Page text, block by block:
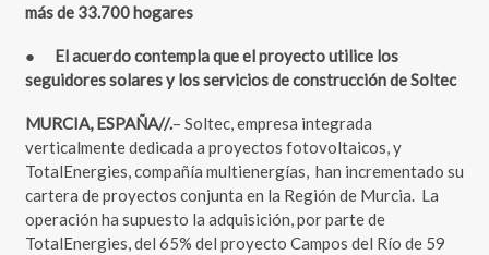
más de 33.700 hogares
●
El acuerdo contempla que el proyecto utilice los
seguidores solares y los servicios de construcción de Soltec
MURCIA, ESPAÑA//.– Soltec, empresa integrada
verticalmente dedicada a proyectos fotovoltaicos, y
TotalEnergies, compañía multienergías, han incrementado su
cartera de proyectos conjunta en la Región de Murcia. La
operación ha supuesto la adquisición, por parte de
TotalEnergies, del 65% del proyecto Campos del Río de 59